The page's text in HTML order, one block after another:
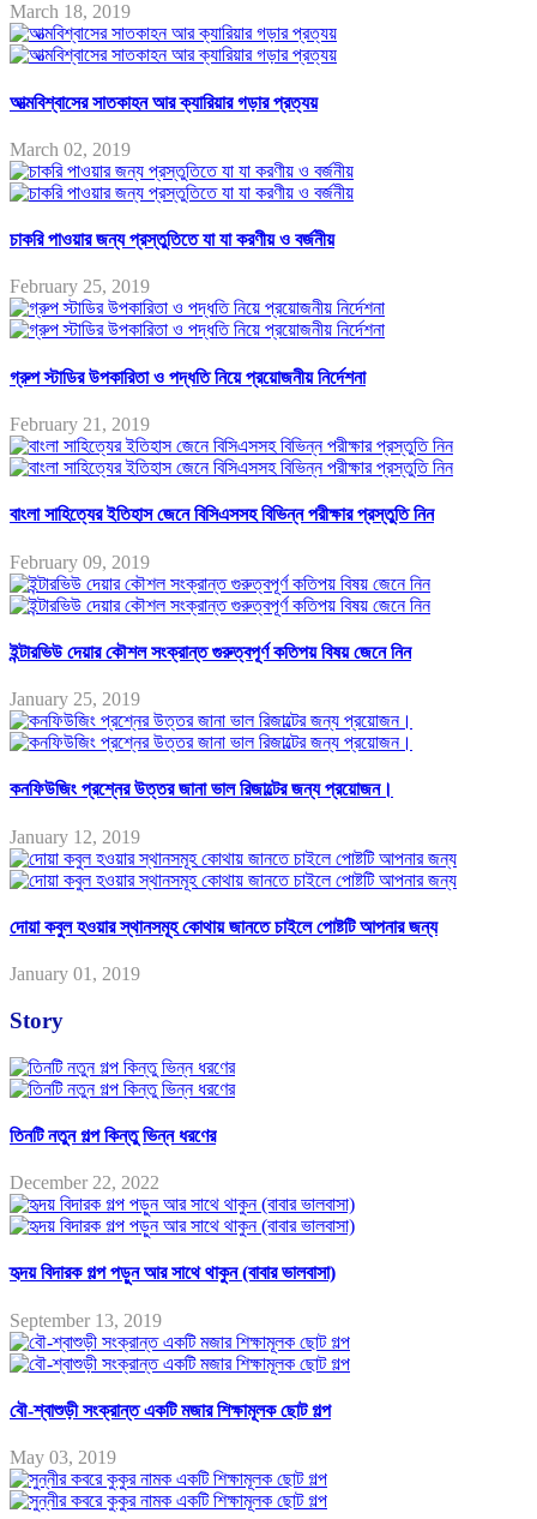
March 18, 2019
আত্মবিশ্বাসের সাতকাহন আর ক্যারিয়ার গড়ার প্রত্যয়
March 02, 2019
চাকরি পাওয়ার জন্য প্রস্তুতিতে যা যা করণীয় ও বর্জনীয়
February 25, 2019
গ্রুপ স্টাডির উপকারিতা ও পদ্ধতি নিয়ে প্রয়োজনীয় নির্দেশনা
February 21, 2019
বাংলা সাহিত্যের ইতিহাস জেনে বিসিএসসহ বিভিন্ন পরীক্ষার প্রস্তুতি নিন
February 09, 2019
ইন্টারভিউ দেয়ার কৌশল সংক্রান্ত গুরুত্বপূর্ণ কতিপয় বিষয় জেনে নিন
January 25, 2019
কনফিউজিং প্রশ্নের উত্তর জানা ভাল রিজাল্টের জন্য প্রয়োজন।
January 12, 2019
দোয়া কবুল হওয়ার স্থানসমূহ কোথায় জানতে চাইলে পোষ্টটি আপনার জন্য
January 01, 2019
Story
তিনটি নতুন গল্প কিন্তু ভিন্ন ধরণের
December 22, 2022
হৃদয় বিদারক গল্প পড়ুন আর সাথে থাকুন (বাবার ভালবাসা)
September 13, 2019
বৌ-শ্বাশুড়ী সংক্রান্ত একটি মজার শিক্ষামূলক ছোট গল্প
May 03, 2019